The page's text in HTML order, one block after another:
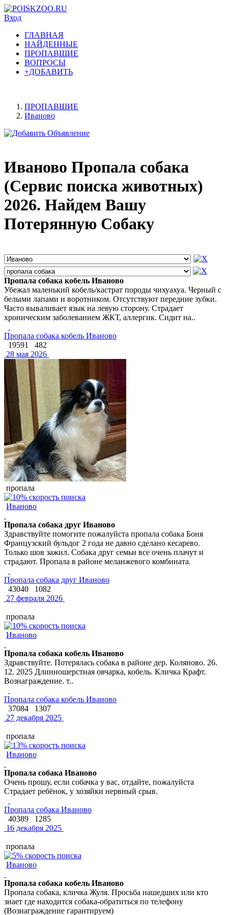
Вход
ГЛАВНАЯ
НАЙДЕННЫЕ
ПРОПАВШИЕ
ВОПРОСЫ
+ДОБАВИТЬ
ПРОПАВШИЕ
Иваново
Иваново Пропала собака
(Сервис поиска животных)
2026. Найдем Вашу
Потерянную Собаку
Пропала собака кобель Иваново
Убежал маленький кобель/кастрат породы чихуахуа. Черный с
белыми лапами и воротником. Отсутствуют передние зубки.
Часто вываливает язык на левую сторону. Страдает
хроническим заболеванием ЖКТ, аллергик. Сидит на..
Пропала собака кобель Иваново
19591
482
28 мая 2026
пропала
Иваново
Пропала собака друг Иваново
Здравствуйте помогите пожалуйста пропала собака Боня
Французский бульдог 2 года не давно сделано кесарево.
Только шов зажил. Собака друг семьи все очень плачут и
страдают. Пропала в районе меланжевого комбината.
Пропала собака друг Иваново
43040
1082
27 февраля 2026
пропала
Иваново
Пропала собака кобель Иваново
Здравствуйте. Потерялась собака в районе дер. Коляново. 26.
12. 2025 Длинношерстная овчарка, кобель. Кличка Крафт.
Вознаграждение. т..
Пропала собака кобель Иваново
37084
1307
27 декабря 2025
пропала
Иваново
Пропала собака Иваново
Очень прошу, если собачка у вас, отдайте, пожалуйста
Страдает ребёнок, у хозяйки нервный срыв.
Пропала собака Иваново
40389
1285
16 декабря 2025
пропала
Иваново
Пропала собака кобель Иваново
Пропала собака, кличка Жуля. Просьба нашедших или кто
знает где находится собака-обратиться по телефону
(Вознаграждение гарантируем)